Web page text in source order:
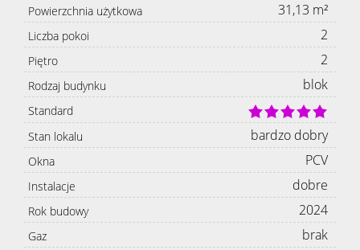
Powierzchnia użytkowa 31,13 m²
Liczba pokoi 2
Piętro 2
Rodzaj budynku blok
Standard
Stan lokalu
bardzo dobry
Okna PCV
Instalacje dobre
Rok budowy 2024
Gaz brak